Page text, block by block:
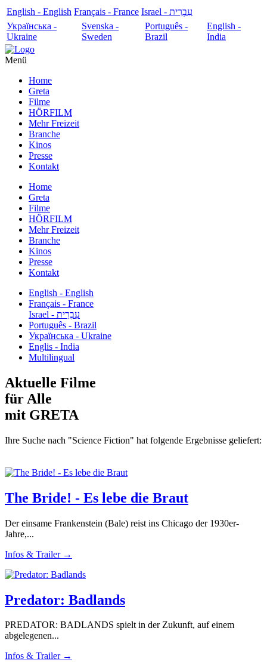
English - English Français - France
עִבְרִית - Israel
Українська -
Ukraine
Svenska -
Sweden
Português -
Brazil
English -
India
Menü
Home
Greta
Filme
HÖRFILM
Mehr Freizeit
Branche
Kinos
Presse
Kontakt
Home
Greta
Filme
HÖRFILM
Mehr Freizeit
Branche
Kinos
Presse
Kontakt
English - English
Français - France
עִבְרִית - Israel
Português - Brazil
Українська - Ukraine
Englis - India
Multilingual
Aktuelle Filme
für Alle
mit GRETA
Ihre Suche nach "Science Fiction" hat folgende Ergebnisse geliefert:
The Bride! - Es lebe die Braut
Der einsame Frankenstein (Bale) reist ins Chicago der 1930er-
Jahre,...
Infos & Trailer →
Predator: Badlands
PREDATOR: BADLANDS spielt in der Zukunft, auf einem
abgelegenen...
Infos & Trailer →